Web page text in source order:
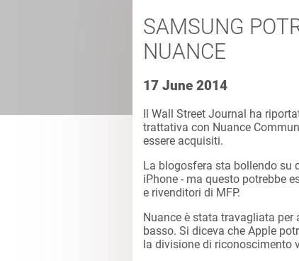
SAMSUNG
NUANCE
17 June 2014
Il Wall Street Journal ha
trattativa con Nuance
essere acquisiti.
La blogosfera sta bollendo su
iPhone - ma questo potrebbe
e rivenditori di MFP.
Nuance è stata travagliata per
basso. Si diceva che Apple
la divisione di riconoscimento